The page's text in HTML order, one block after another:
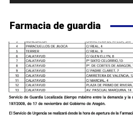
Farmacia de guardia